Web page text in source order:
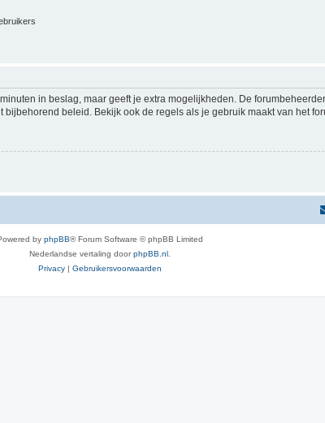
in beslag, maar geeft je extra mogelijkheden. De
beleid. Bekijk ook de regels als je gebruik maakt van het
by phpBB® Forum Software © phpBB Limited
Nederlandse vertaling doorphpBB.nl.
Privacy | Gebruikersvoorwaarden